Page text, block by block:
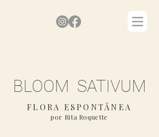
BLOOM SATIVUM
FLORA ESPONTÂNEA
por Rita Roquette